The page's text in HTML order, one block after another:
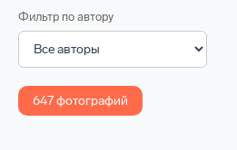
Фильтр по автору
647 фотографий